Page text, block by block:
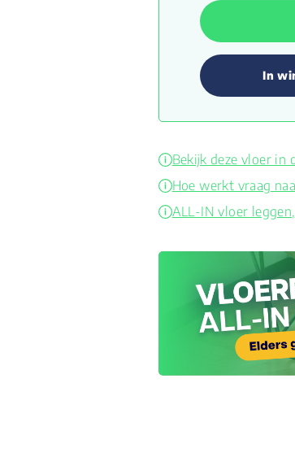
In
Bekijk deze vloer in
Hoe werkt vraag
ALL-IN vloer